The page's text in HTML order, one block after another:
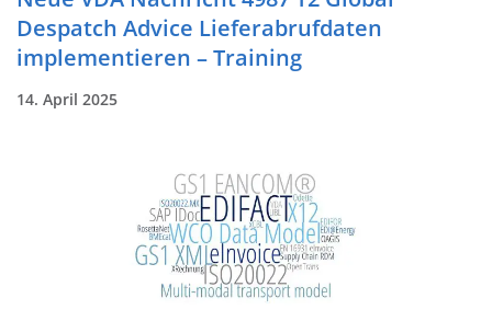
Despatch Advice Lieferabrufdaten
implementieren – Training
14. April 2025